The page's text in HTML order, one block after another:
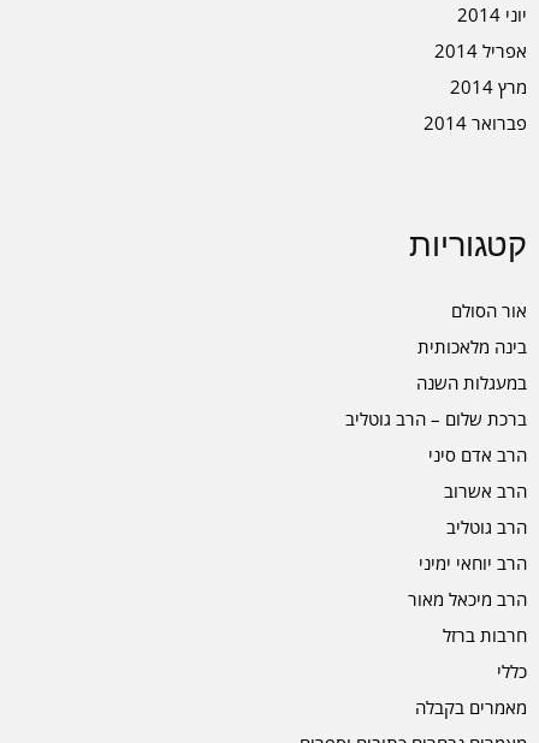
יוני 2014
אפריל 2014
מרץ 2014
פברואר 2014
קטגוריות
אור הסולם
בינה מלאכותית
במעגלות השנה
ברכת שלום – הרב גוטליב
הרב אדם סיני
הרב אשרוב
הרב גוטליב
הרב יוחאי ימיני
הרב מיכאל מאור
חרבות ברזל
כללי
מאמרים בקבלה